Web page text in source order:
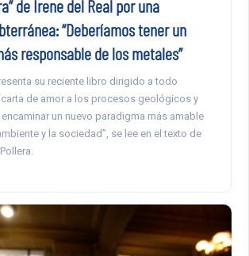
de Irene del Real por una
“Deberíamos tener un
responsable de los metales”
su reciente libro dirigido a todo
de amor a los procesos geológicos y
un nuevo paradigma más amable
y la sociedad”, se lee en el texto de